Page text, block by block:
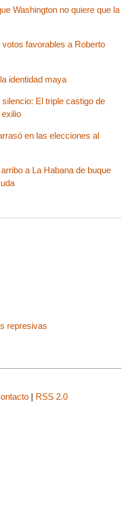
Washington no quiere que la
favorables a Roberto
identidad maya
El triple castigo de
en las elecciones al
a La Habana de buque
represivas
| RSS 2.0